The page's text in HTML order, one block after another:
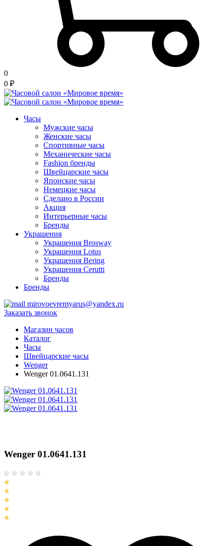
0
0 ₽
Часы
Мужские часы
Женские часы
Спортивные часы
Механические часы
Fashion бренды
Швейцарские часы
Японские часы
Немецкие часы
Сделано в России
Акция
Интерьерные часы
Бренды
Украшения
Украшения Brosway
Украшения Lotus
Украшения Bering
Украшения Cerutti
Бренды
Бренды
mirovoevremyarus@yandex.ru
Заказать звонок
Магазин часов
Каталог
Часы
Швейцарские часы
Wenger
Wenger 01.0641.131
Wenger 01.0641.131